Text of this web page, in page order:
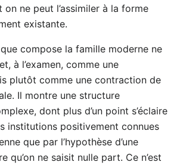
ne peut l’assimiler à la forme
existante.
compose la famille moderne ne
à l’examen, comme une
plutôt comme une contraction de
Il montre une structure
dont plus d’un point s’éclaire
institutions positivement connues
que par l’hypothèse d’une
qu’on ne saisit nulle part. Ce n’est